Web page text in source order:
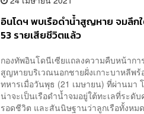
อินโดฯ พบเรือดำน้ำสูญหาย จมลึก
53 รายเสียชีวิตแล้ว
กองทัพอินโดนีเซียแถลงความคืบหน้ากา
สูญหายบริเวณนอกชายฝั่งเกาะบาหลีพร้
ทหารเมื่อวันพุธ (21 เมษายน) ที่ผ่านม
น่าจะเป็นเรือดำน้ำจมอยู่ใต้ทะเลที่ระดั
รอดชีวิต และสันนิษฐานว่าลูกเรือทั้งหม